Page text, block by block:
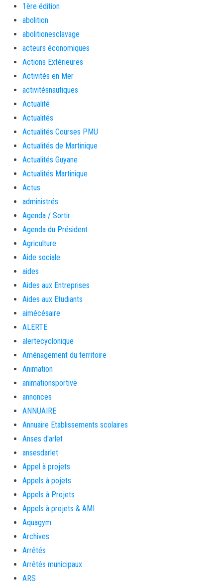
1ère édition
abolition
abolitionesclavage
acteurs économiques
Actions Extérieures
Activités en Mer
activitésnautiques
Actualité
Actualités
Actualités Courses PMU
Actualités de Martinique
Actualités Guyane
Actualités Martinique
Actus
administrés
Agenda / Sortir
Agenda du Président
Agriculture
Aide sociale
aides
Aides aux Entreprises
Aides aux Etudiants
aimécésaire
ALERTE
alertecyclonique
Aménagement du territoire
Animation
animationsportive
annonces
ANNUAIRE
Annuaire Etablissements scolaires
Anses d'arlet
ansesdarlet
Appel à projets
Appels à pojets
Appels à Projets
Appels à projets & AMI
Aquagym
Archives
Arrêtés
Arrêtés municipaux
ARS